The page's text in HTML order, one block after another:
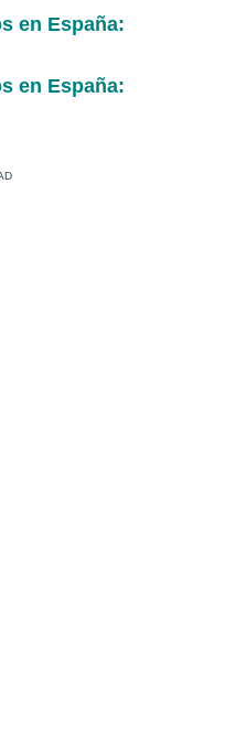
en España:
en España: